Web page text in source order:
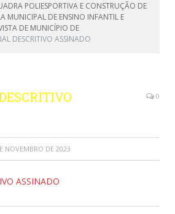
POLIESPORTIVA E CONSTRUÇÃO DE
MUNICIPAL DE ENSINO INFANTIL E
DE MUNICÍPIO DE
DESCRITIVO ASSINADO
0
NOVEMBRO DE 2023
ASSINADO